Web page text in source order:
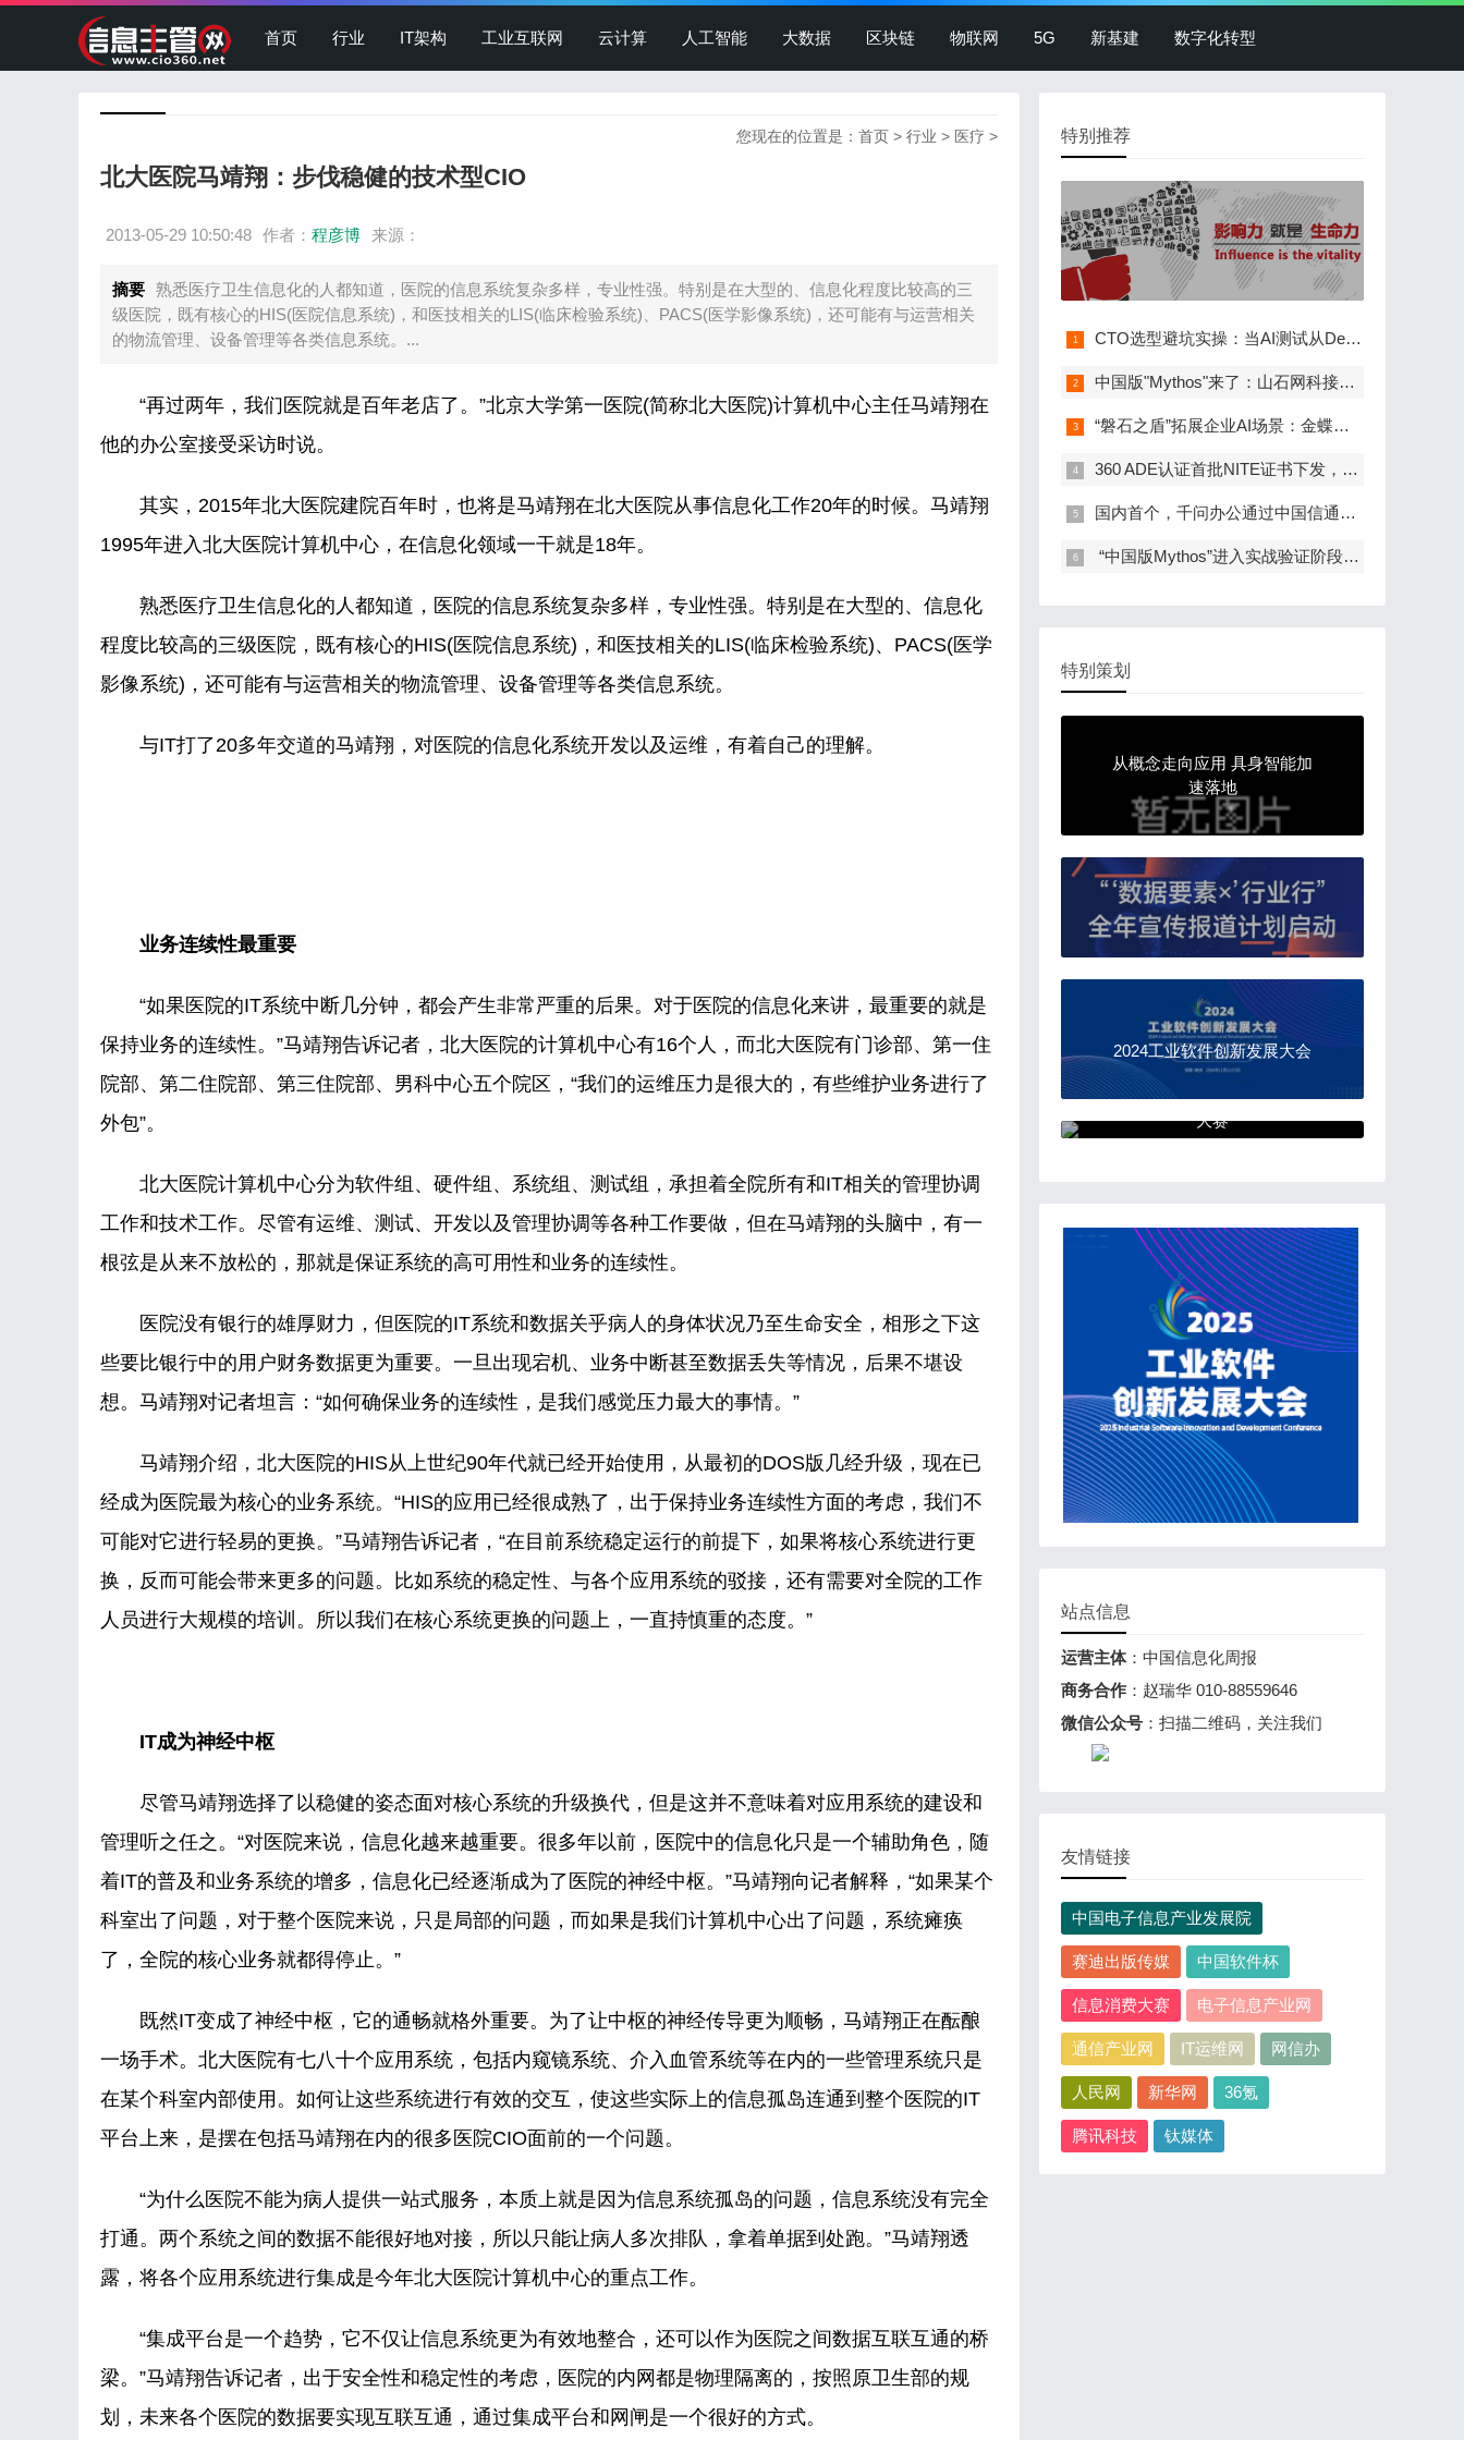
首页 行业 IT架构 工业互联网 云计算 人工智能 大数据 区块链 物联网 5G 新基建 数字化转型
您现在的位置是： 首页 > 行业 > 医疗 >
北大医院马靖翔：步伐稳健的技术型CIO
2013-05-29 10:50:48 作者： 程彦博 来源：
摘要 熟悉医疗卫生信息化的人都知道，医院的信息系统复杂多样，专业性强。特别是在大型的、信息化程度比较高的三
级医院，既有核心的HIS(医院信息系统)，和医技相关的LIS(临床检验系统)、PACS(医学影像系统)，还可能有与运营相关
的物流管理、设备管理等各类信息系统。...
“再过两年，我们医院就是百年老店了。”北京大学第一医院(简称北大医院)计算机中心主任马靖翔在
他的办公室接受采访时说。
其实，2015年北大医院建院百年时，也将是马靖翔在北大医院从事信息化工作20年的时候。马靖翔
1995年进入北大医院计算机中心，在信息化领域一干就是18年。
熟悉医疗卫生信息化的人都知道，医院的信息系统复杂多样，专业性强。特别是在大型的、信息化
程度比较高的三级医院，既有核心的HIS(医院信息系统)，和医技相关的LIS(临床检验系统)、PACS(医学
影像系统)，还可能有与运营相关的物流管理、设备管理等各类信息系统。
与IT打了20多年交道的马靖翔，对医院的信息化系统开发以及运维，有着自己的理解。
业务连续性最重要
“如果医院的IT系统中断几分钟，都会产生非常严重的后果。对于医院的信息化来讲，最重要的就是
保持业务的连续性。”马靖翔告诉记者，北大医院的计算机中心有16个人，而北大医院有门诊部、第一住
院部、第二住院部、第三住院部、男科中心五个院区，“我们的运维压力是很大的，有些维护业务进行了
外包”。
北大医院计算机中心分为软件组、硬件组、系统组、测试组，承担着全院所有和IT相关的管理协调
工作和技术工作。尽管有运维、测试、开发以及管理协调等各种工作要做，但在马靖翔的头脑中，有一
根弦是从来不放松的，那就是保证系统的高可用性和业务的连续性。
医院没有银行的雄厚财力，但医院的IT系统和数据关乎病人的身体状况乃至生命安全，相形之下这
些要比银行中的用户财务数据更为重要。一旦出现宕机、业务中断甚至数据丢失等情况，后果不堪设
想。马靖翔对记者坦言：“如何确保业务的连续性，是我们感觉压力最大的事情。”
马靖翔介绍，北大医院的HIS从上世纪90年代就已经开始使用，从最初的DOS版几经升级，现在已
经成为医院最为核心的业务系统。“HIS的应用已经很成熟了，出于保持业务连续性方面的考虑，我们不
可能对它进行轻易的更换。”马靖翔告诉记者，“在目前系统稳定运行的前提下，如果将核心系统进行更
换，反而可能会带来更多的问题。比如系统的稳定性、与各个应用系统的驳接，还有需要对全院的工作
人员进行大规模的培训。所以我们在核心系统更换的问题上，一直持慎重的态度。”
IT成为神经中枢
尽管马靖翔选择了以稳健的姿态面对核心系统的升级换代，但是这并不意味着对应用系统的建设和
管理听之任之。“对医院来说，信息化越来越重要。很多年以前，医院中的信息化只是一个辅助角色，随
着IT的普及和业务系统的增多，信息化已经逐渐成为了医院的神经中枢。”马靖翔向记者解释，“如果某个
科室出了问题，对于整个医院来说，只是局部的问题，而如果是我们计算机中心出了问题，系统瘫痪
了，全院的核心业务就都得停止。”
既然IT变成了神经中枢，它的通畅就格外重要。为了让中枢的神经传导更为顺畅，马靖翔正在酝酿
一场手术。北大医院有七八十个应用系统，包括内窥镜系统、介入血管系统等在内的一些管理系统只是
在某个科室内部使用。如何让这些系统进行有效的交互，使这些实际上的信息孤岛连通到整个医院的IT
平台上来，是摆在包括马靖翔在内的很多医院CIO面前的一个问题。
“为什么医院不能为病人提供一站式服务，本质上就是因为信息系统孤岛的问题，信息系统没有完全
打通。两个系统之间的数据不能很好地对接，所以只能让病人多次排队，拿着单据到处跑。”马靖翔透
露，将各个应用系统进行集成是今年北大医院计算机中心的重点工作。
“集成平台是一个趋势，它不仅让信息系统更为有效地整合，还可以作为医院之间数据互联互通的桥
梁。”马靖翔告诉记者，出于安全性和稳定性的考虑，医院的内网都是物理隔离的，按照原卫生部的规
划，未来各个医院的数据要实现互联互通，通过集成平台和网闸是一个很好的方式。
特别推荐
CTO选型避坑实操：当AI测试从Demo走向生产，工…
中国版"Mythos"来了：山石网科接入360图龙锋，…
“磐石之盾”拓展企业AI场景：金蝶灵基接入360…
360 ADE认证首批NITE证书下发，政、企、校等…
国内首个，千问办公通过中国信通院办公智能体…
​ “中国版Mythos”进入实战验证阶段，麒麟…
特别策划
从概念走向应用 具身智能加
速落地
2024工业软件创新发展大会
“中国软件杯”大学生软件设计
大赛
站点信息
运营主体：中国信息化周报
商务合作 ：赵瑞华 010-88559646
微信公众号 ：扫描二维码，关注我们
友情链接
中国电子信息产业发展院
赛迪出版传媒 中国软件杯
信息消费大赛 电子信息产业网
通信产业网 IT运维网 网信办
人民网 新华网 36氪
腾讯科技 钛媒体